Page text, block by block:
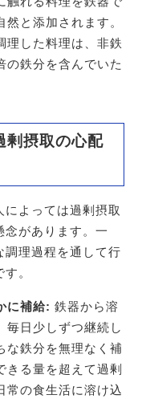
と添加されます。
理した料理は、非鉄
の鉄分を含んでいた
剰摂取の心配
よっては過剰摂取
念があります。一
調理過程を通して行
。
に補給: 鉄器から溶
毎日少しずつ継続し
な鉄分を無理なく補
きる量を超えて過剰
常の食生活に溶け込